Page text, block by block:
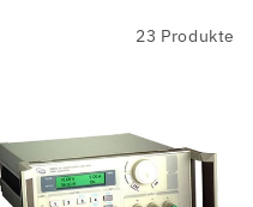
23 Produkte